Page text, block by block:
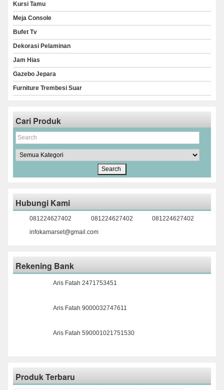
Kursi Tamu
Meja Console
Bufet Tv
Dekorasi Pelaminan
Jam Hias
Gazebo Jepara
Furniture Trembesi Suar
Cari Produk
Hubungi Kami
081224627402 081224627402
081224627402
infokamarset@gmail.com
Rekening Bank
Aris Fatah 2471753451
Aris Fatah 9000032747611
Aris Fatah 590001021751530
Produk Terbaru